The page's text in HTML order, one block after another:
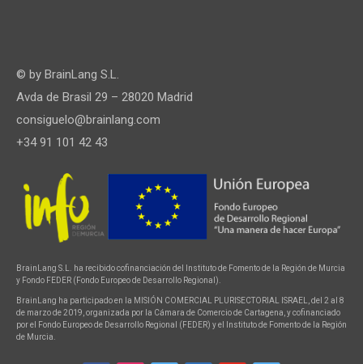
© by BrainLang S.L.
Avda de Brasil 29 – 28020 Madrid
consiguelo@brainlang.com
+34 91 101 42 43
BrainLang S.L. ha recibido cofinanciación del Instituto de Fomento de la Región de Murcia
y Fondo FEDER (Fondo Europeo de Desarrollo Regional).
BrainLang ha participado en la MISIÓN COMERCIAL PLURISECTORIAL ISRAEL, del 2 al 8
de marzo de 2019, organizada por la Cámara de Comercio de Cartagena, y cofinanciado
por el Fondo Europeo de Desarrollo Regional (FEDER) y el Instituto de Fomento de la Región
de Murcia.